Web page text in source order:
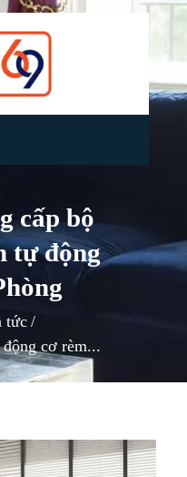
cấp bộ
tự động
tức
cơ rèm...